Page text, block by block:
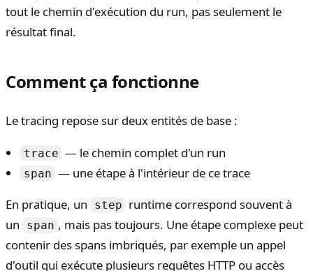
tout le chemin d'exécution du run, pas seulement le
résultat final.
Comment ça fonctionne
Le tracing repose sur deux entités de base :
trace — le chemin complet d'un run
span — une étape à l'intérieur de ce trace
En pratique, un
step runtime correspond souvent à
un
span , mais pas toujours. Une étape complexe peut
contenir des spans imbriqués, par exemple un appel
d'outil qui exécute plusieurs requêtes HTTP ou accès